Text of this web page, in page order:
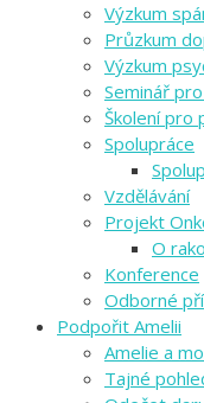
Výzkum
Průzkum
Výzkum
Seminář
Školení pro
Spolupráce
Vzdělávání
Projekt
O
Konference
Odborné
Podpořit Amelii
Amelie a
Tajné